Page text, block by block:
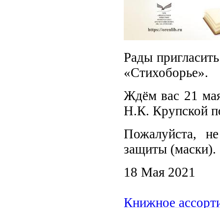
Рады
«Стихоборье».
Ждём вас 21
Н.К. Крупской
Пожалуйста,
защиты (маски).
18 Мая 2021
Книжное